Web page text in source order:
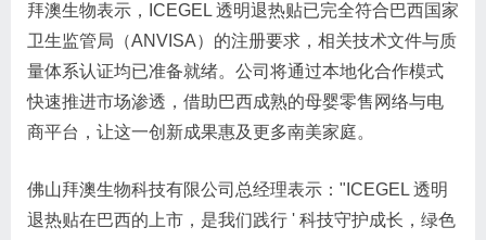
拜澳生物表示，ICEGEL 透明退热贴已完全符合巴西国家
卫生监管局（ANVISA）的注册要求，相关技术文件与质
量体系认证均已准备就绪。公司将通过本地化合作模式
快速推进市场渗透，借助巴西成熟的母婴零售网络与电
商平台，让这一创新成果惠及更多南美家庭。
佛山拜澳生物科技有限公司总经理表示："ICEGEL 透明
退热贴在巴西的上市，是我们践行 ' 科技守护成长，绿色